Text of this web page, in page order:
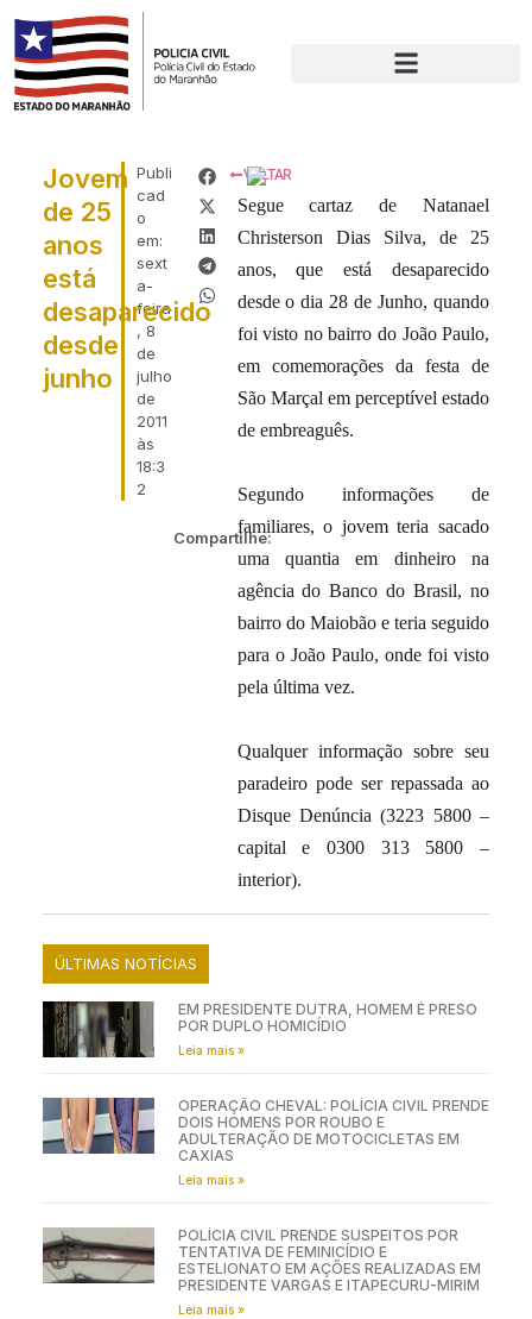
Publi
cad
o
em:
sext
a-
feira
, 8
de
julho
de
2011
às
18:3
2
Compartilhe:
Jovem
de 25
anos
está
desaparecido
desde
junho
VOLTAR
Segue cartaz de Natanael
Christerson Dias Silva, de 25
anos, que está desaparecido
desde o dia 28 de Junho, quando
foi visto no bairro do João Paulo,
em comemorações da festa de
São Marçal em perceptível estado
de embreaguês.
Segundo informações de
familiares, o jovem teria sacado
uma quantia em dinheiro na
agência do Banco do Brasil, no
bairro do Maiobão e teria seguido
para o João Paulo, onde foi visto
pela última vez.
Qualquer informação sobre seu
paradeiro pode ser repassada ao
Disque Denúncia (3223 5800 –
capital e 0300 313 5800 –
interior).
ÚLTIMAS NOTÍCIAS
EM PRESIDENTE DUTRA, HOMEM É PRESO
POR DUPLO HOMICÍDIO
Leia mais »
OPERAÇÃO CHEVAL: POLÍCIA CIVIL PRENDE
DOIS HOMENS POR ROUBO E
ADULTERAÇÃO DE MOTOCICLETAS EM
CAXIAS
Leia mais »
POLÍCIA CIVIL PRENDE SUSPEITOS POR
TENTATIVA DE FEMINICÍDIO E
ESTELIONATO EM AÇÕES REALIZADAS EM
PRESIDENTE VARGAS E ITAPECURU-MIRIM
Leia mais »